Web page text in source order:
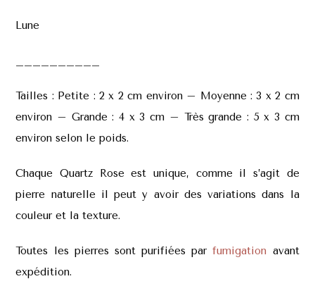
Lune
Tailles : Petite : 2 x 2 cm environ – Moyenne : 3 x 2 cm
environ – Grande : 4 x 3 cm – Très grande : 5 x 3 cm
environ selon le poids.
Chaque Quartz Rose est unique, comme il s’agit de
pierre naturelle il peut y avoir des variations dans la
couleur et la texture.
Toutes les pierres sont purifiées par fumigation avant
expédition.